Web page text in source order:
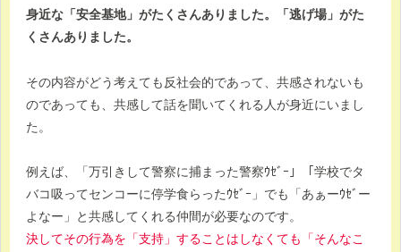
身近な「安全基地」がたくさんありました。「逃げ場」がた
くさんありました。
その内容がどう考えても反社会的であって、共感されないも
のであっても、共感して話を聞いてくれる人が身近にいまし
た。
例えば、「万引きして警察に捕まった警察ｳｾﾞｰ」「学校でタ
バコ吸ってセンコーに停学食らったｳｾﾞｰ」でも「あぁーｳｾﾞー
よなー」と共感してくれる仲間が必要なのです。
決してその行為を「支持」することはしなくても「そんなこ